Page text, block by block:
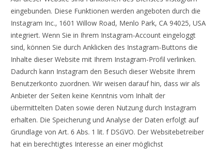
eingebunden. Diese Funktionen werden angeboten durch die
Instagram Inc., 1601 Willow Road, Menlo Park, CA 94025, USA
integriert. Wenn Sie in Ihrem Instagram-Account eingeloggt
sind, können Sie durch Anklicken des Instagram-Buttons die
Inhalte dieser Website mit Ihrem Instagram-Profil verlinken.
Dadurch kann Instagram den Besuch dieser Website Ihrem
Benutzerkonto zuordnen. Wir weisen darauf hin, dass wir als
Anbieter der Seiten keine Kenntnis vom Inhalt der
übermittelten Daten sowie deren Nutzung durch Instagram
erhalten. Die Speicherung und Analyse der Daten erfolgt auf
Grundlage von Art. 6 Abs. 1 lit. f DSGVO. Der Websitebetreiber
hat ein berechtigtes Interesse an einer möglichst